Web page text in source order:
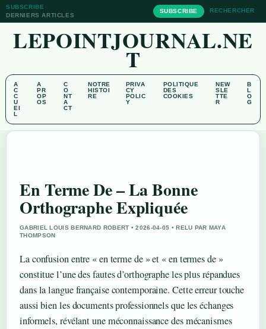
SUBSCRIBE
DERNIERS ARTICLES
SUBSCRIBE RECHERCHER
LEPOINTJOURNAL.NE
T
A
C
C
U
EI
L
A
PR
OP
OS
C
O
NT
A
CT
NOTRE
HISTOI
RE
PRIVA
CY
POLIC
Y
POLITIQUE
DES
COOKIES
NEW
SLE
TTE
R
B
L
O
G
En Terme De – La Bonne
Orthographe Expliquée
GABRIEL LOUIS BERNARD ROBERT • 2026-04-05 • RELU PAR MAYA
THOMPSON
La confusion entre « en terme de » et « en termes de »
constitue l’une des fautes d’orthographe les plus répandues
dans la langue française contemporaine. Cette erreur touche
aussi bien les documents professionnels que les échanges
informels, révélant une méconnaissance des mécanismes